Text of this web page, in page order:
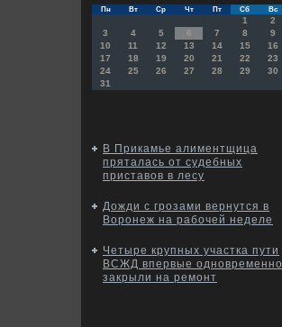
Пн Вт Ср Чт Пт Сб Вс
1
2
3
4 5 6 7 8
9
10
11 12 13 14 15
16
17
18 19 20 21 22
23
24
25 26 27 28 29
30
31
В Прикамье алиментщица
пряталась от судебных
приставов в лесу
Дожди с грозами вернутся в
Воронеж на рабочей неделе
Четыре крупных участка пути
ВСЖД впервые одновременно
закрыли на ремонт